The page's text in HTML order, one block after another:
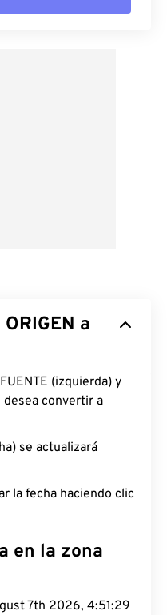
a
(izquierda) y
desea convertir a
se actualizará
la fecha haciendo clic
en la zona
7th 2026, 4:51:30